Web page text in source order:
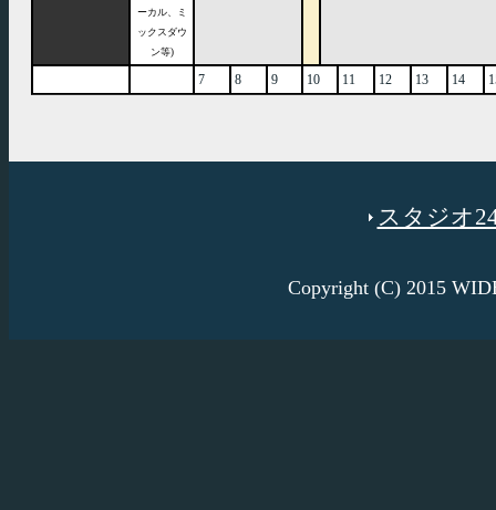
ーカル、ミ
ックスダウ
ン等)
7 8 9 10 11 12 13 14
スタジオ
Copyright (C) 2015